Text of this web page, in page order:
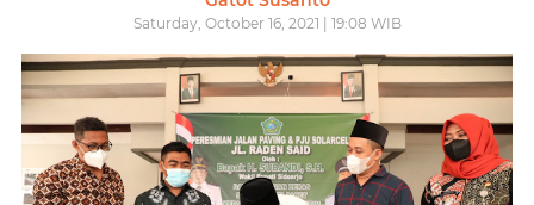
Saturday, October 16, 2021 | 19:08 WIB